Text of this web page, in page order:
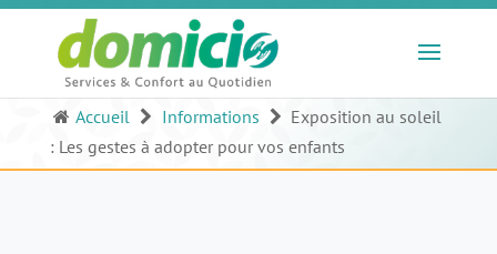
Accueil Informations
Exposition au soleil
: Les gestes à adopter pour vos enfants